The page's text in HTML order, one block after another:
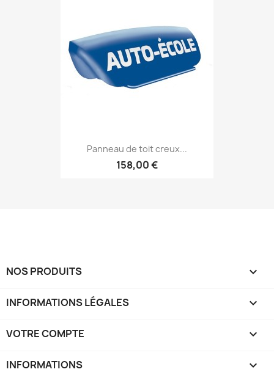
Panneau de toit creux...
158,00 €
NOS PRODUITS 
INFORMATIONS LÉGALES 
VOTRE COMPTE 
INFORMATIONS keyboard_arrow_down